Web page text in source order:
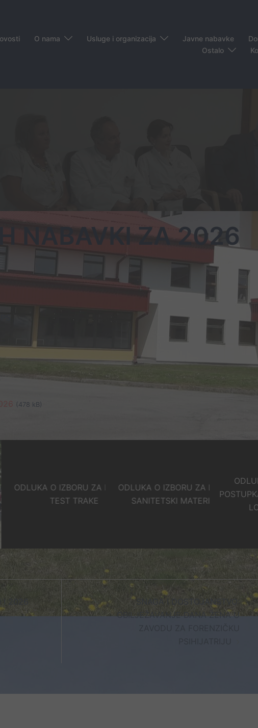
O nama Usluge i organizacija Javne nabavke
Ostalo
NABAVKI ZA 2026
(478 kB)
O IZBORU ZA LOT 5 –
TEST TRAKE
ODLUKA O IZBORU ZA LOT 3 –
SANITETSKI MATERIJAL
ODLUKA O
POSTUPKA JAVNE
LOT 6 –
2026
SNAGA I DOSTOJANSTVO:
OBILJEŽAVANJE DANA ŽENA U